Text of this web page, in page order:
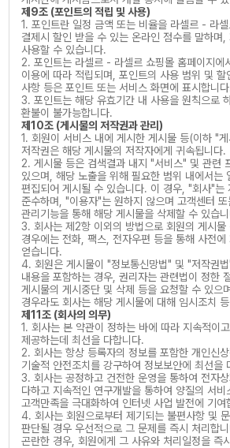
제9조 (포인트의 적립 및 사용)
1. 포인트란 일정 금액 또는 비율을 라셀르 - 라
결제시 할인 받을 수 있는 온라인 점수를 말하며
사용할 수 있습니다.
2. 포인트는 라셀르 - 라셀르 쇼핑몰 홈페이지에
이용에 따라 적립되며, 포인트의 사용 범위 및
사항 등은 포인트 또는 서비스 화면에 표시합니
3. 포인트는 해당 유효기간 내 사용을 원칙으로
환불이 불가능합니다.
제10조 (게시물의 저작권과 관리)
1. 회원이 서비스 내에 게시한 게시물 등(이하 "게
저작권은 해당 게시물의 저작자에게 귀속됩니다.
2. 게시물 등은 검색결과 내지 "서비스" 및 관련
있으며, 해당 노출을 위해 필요한 범위 내에서는
편집되어 게시될 수 있습니다. 이 경우, "회사"는
준수하며, "이용자"는 원하지 않으며 고객센터
관리기능을 통해 해당 게시물을 삭제할 수 있습
3. 회사는 제2항 이외의 방법으로 회원의 게시물
경우에는 전화, 팩스, 전자우편 등을 통해 사전에
얻습니다.
4. 회원은 게시물이 "정보통신망법" 및 "저작권
내용을 포함하는 경우, 권리자는 관련법이 정한
게시물의 게시중단 및 삭제 등을 요청할 수 있으
경우라도 회사는 해당 게시물에 대해 임시조치
제11조 (회사의 의무)
1. 회사는 본 약관이 정하는 바에 따라 지속적이
제공하는데 최선을 다합니다.
2. 회사는 항상 등록자의 정보를 포함한 개인신
기술적 안전조치를 강구하여 정보보안에 최선을
3. 회사는 공정하고 건전한 운영을 통하여 전자
다하고 지속적인 연구개발을 통하여 양질의 서비
고객만족을 극대화하여 인터넷 사업 발전에 기여
4. 회사는 회원으로부터 제기되는 불편사항 및
판단될 경우 우선적으로 그 문제를 즉시 처리합
곤란한 경우, 회원에게 그 사유와 처리일정을 즉